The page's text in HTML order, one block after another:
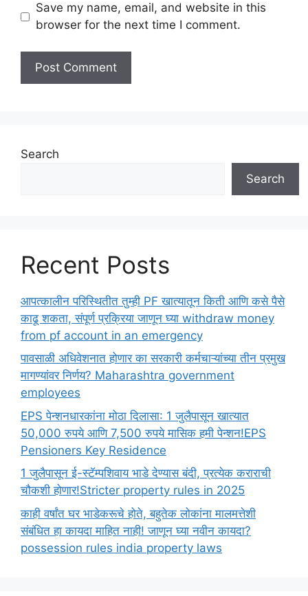
Save my name, email, and website in this
browser for the next time I comment.
Search
Search
Recent Posts
आपत्कालीन परिस्थितीत तुम्ही PF खात्यातून किती आणि कसे पैसे
काढू शकता, संपूर्ण प्रक्रिया जाणून घ्या withdraw money
from pf account in an emergency
पावसाळी अधिवेशनात होणार का सरकारी कर्मचाऱ्यांच्या तीन प्रमुख
मागण्यांवर निर्णय? Maharashtra government
employees
EPS पेन्शनधारकांना मोठा दिलासा: 1 जुलैपासून खात्यात
50,000 रुपये आणि 7,500 रुपये मासिक हमी पेन्शन!EPS
Pensioners Key Residence
1 जुलैपासून ई-स्टॅम्पशिवाय भाडे देण्यास बंदी, प्रत्येक कराराची
चौकशी होणार!Stricter property rules in 2025
काही वर्षांत घर भाडेकरूचे होते, बहुतेक लोकांना मालमत्तेशी
संबंधित हा कायदा माहित नाही! जाणून घ्या नवीन कायदा?
possession rules india property laws